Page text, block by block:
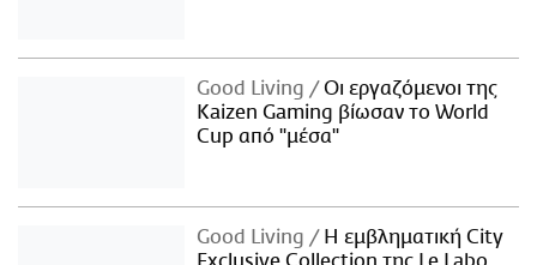
Good Living
Οι εργαζόμενοι της
Kaizen Gaming βίωσαν το World
Cup από "μέσα"
Good Living
Η εμβληματική City